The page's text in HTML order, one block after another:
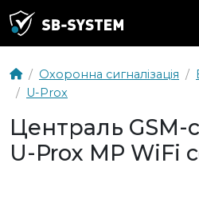
Охоронна сигналізація
U-Prox
Централь GSM-
U-Prox MP WiFi